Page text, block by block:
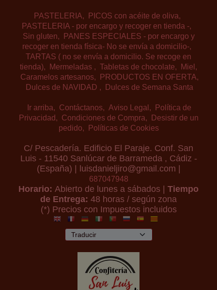
PASTELERIA
PICOS con acéite de oliva
PASTELERIA - por encargo y recoger en tienda -
Sin gluten
PANES ESPECIALES - por encargo y
recoger en tienda física- No se envía a domicilio-
TARTAS ( no se envía a domicilio. Se recoge en
tienda)
Mermeladas Tabletas de chocolate
Miel
Caramelos artesanos
PRODUCTOS EN OFERTA
Dulces de NAVIDAD
Dulces de Semana Santa
Ir arriba Contáctanos Aviso Legal
Política de
Privacidad
Condiciones de Compra
Desistir de un
pedido
Políticas de Cookies
C/ Pescadería. Edificio El Paraje. Conf. San
Luis - 11540 Sanlúcar de Barrameda , Cádiz -
(España) | luisdanieljiro@gmail.com |
687047948
Horario: Abierto de lunes a sábados | Tiempo
de Entrega: 48 horas / según zona
(*) Precios con Impuestos incluidos